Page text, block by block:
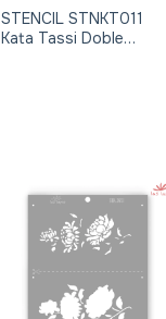
STENCIL STNKT011
Kata Tassi Doble